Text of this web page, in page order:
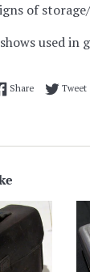
of
used in
ShareShare onTweet